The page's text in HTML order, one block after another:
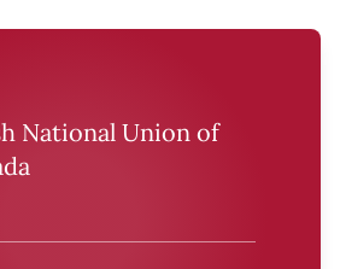
National Union of